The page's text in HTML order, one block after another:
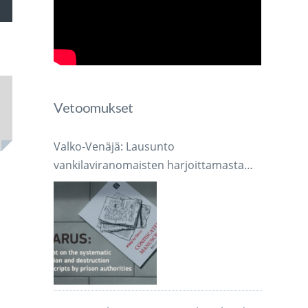
Vetoomukset
Valko-Venäjä: Lausunto
vankilaviranomaisten harjoittamasta
järjestelmällisestä käsikirjoitusten
takavarikoinnista ja tuhoamisesta